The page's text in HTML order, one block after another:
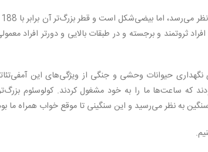
پایین‌تر آن افراد ثروتمند و برجسته و در طبقات بالایی و دورتر افراد
و اتاقک‌هایی برای نگهداری حیوانات وحشی و جنگی از ویژگی‌های این
که ساعت‌ها ما را به خود مشغول کردند. کولوسئوم
به نظر می‌رسید و این سنگینی تا موقع خواب همراه ما